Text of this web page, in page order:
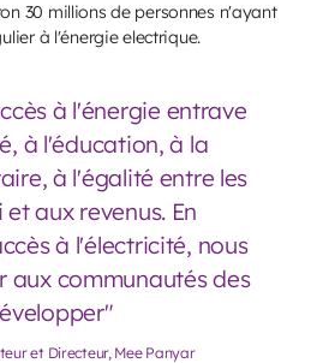
30 millions de personnes n'ayant
à l'énergie electrique.
à l'énergie entrave
à l'éducation, à la
à l'égalité entre les
aux revenus. En
à l'électricité, nous
aux communautés des
et Directeur, Mee Panyar